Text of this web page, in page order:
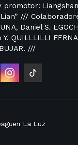
promotor:
///
Daniel S.
Y. QUILLLILLI
///
La Luz